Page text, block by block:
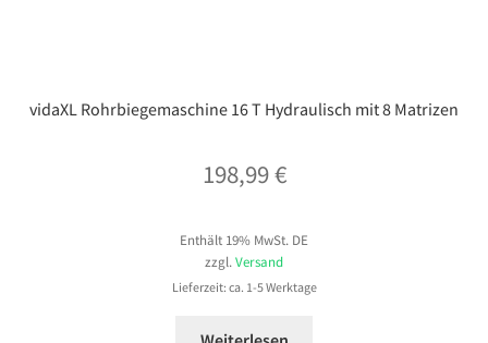
vidaXL Rohrbiegemaschine 16 T Hydraulisch mit 8 Matrizen
198,99€
Enthält 19% MwSt. DE
zzgl.Versand
Lieferzeit: ca. 1-5 Werktage